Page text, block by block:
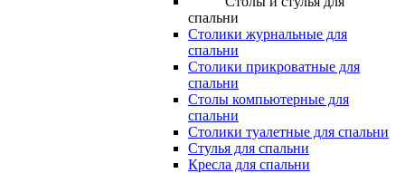
спальни
Столики журнальные для
спальни
Столики прикроватные для
спальни
Столы компьютерные для
спальни
Столики туалетные для спальни
Стулья для спальни
Кресла для спальни